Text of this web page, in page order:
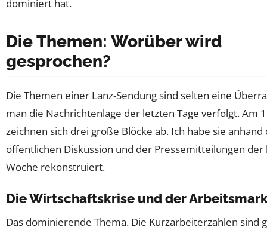
dominiert hat.
Die Themen: Worüber wird
gesprochen?
Die Themen einer Lanz-Sendung sind selten eine
man die Nachrichtenlage der letzten Tage verfolgt. Am
zeichnen sich drei große Blöcke ab. Ich habe sie anhand
öffentlichen Diskussion und der Pressemitteilungen der
Woche rekonstruiert.
Die Wirtschaftskrise und der
Das dominierende Thema. Die Kurzarbeiterzahlen sind